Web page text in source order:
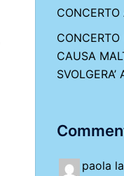
CONCERTO
CAUSA
SVOLGERA’
paola